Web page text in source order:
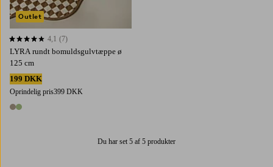
LYRA rundt bomuldsgulvtæppe ø
125 cm
199 DKK
Oprindelig pris399 DKK
2 farver
4,1 baseret på 7 bedømmelser
4,1 (7)
Outlet
Du har set 5 af 5 produkter